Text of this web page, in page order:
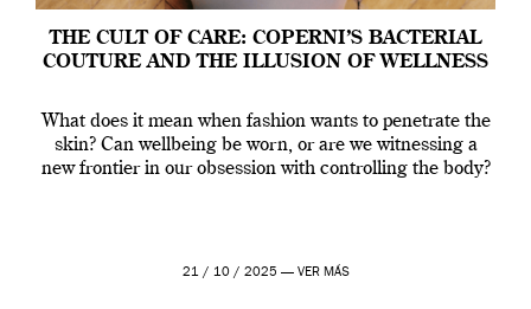
THE CULT OF CARE: COPERNI’S BACTERIAL
COUTURE AND THE ILLUSION OF WELLNESS
What does it mean when fashion wants to penetrate the
skin? Can wellbeing be worn, or are we witnessing a
new frontier in our obsession with controlling the body?
21 / 10 / 2025 — VER MÁS